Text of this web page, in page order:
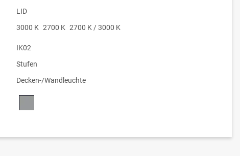
LID
3000 K 2700 K 2700 K / 3000 K
IK02
Stufen
Decken-/Wandleuchte